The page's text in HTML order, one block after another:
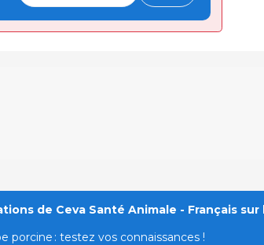
de Ceva Santé Animale - Français sur
porcine : testez vos connaissances !